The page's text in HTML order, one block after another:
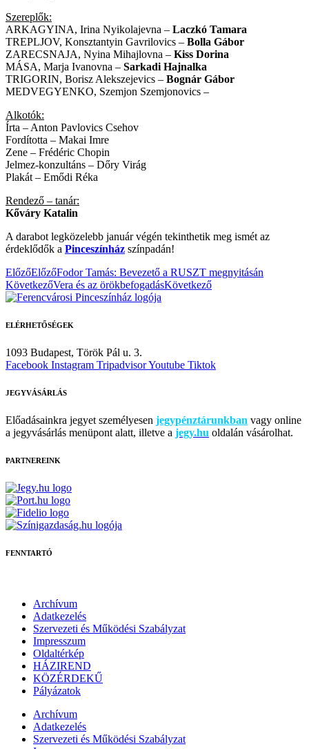
Szereplők:
ARKAGYINA, Irina Nyikolajevna – Laczkó Tamara
TREPLJOV, Konsztantyin Gavrilovics – Bolla Gábor
ZARECSNAJA, Nyina Mihajlovna – Kiss Dorina
MÁSA, Marja Ivanovna – Sarkadi Hajnalka
TRIGORIN, Borisz Alekszejevics – Bognár Gábor
MEDVEGYENKO, Szemjon Szemjonovics –
Alkotók:
Írta – Anton Pavlovics Csehov
Fordította – Makai Imre
Zene – Frédéric Chopin
Jelmez-konzultáns – Dőry Virág
Plakát – Emődi Réka
Rendező – tanár:
Kőváry Katalin
A darabot legközelebb január végén tekinthetik meg ismét az
érdeklődők a Pinceszínház színpadán!
ElőzőElőzőFodor Tamás: Bevezető a RUSZT megnyitásán
KövetkezőVera és az örökbefogadásKövetkező
ELÉRHETŐSÉGEK
1093 Budapest, Török Pál u. 3.
Facebook Instagram TripadvisorYoutube Tiktok
JEGYVÁSÁRLÁS
Előadásainkra jegyet személyesen jegypénztárunkban vagy online
a jegyvásárlás menüpont alatt, illetve a jegy.hu oldalán vásárolhat.
PARTNEREINK
FENNTARTÓ
Archívum
Adatkezelés
Szervezeti és Működési Szabályzat
Impresszum
Oldaltérkép
HÁZIREND
KÖZÉRDEKŰ
Pályázatok
Archívum
Adatkezelés
Szervezeti és Működési Szabályzat